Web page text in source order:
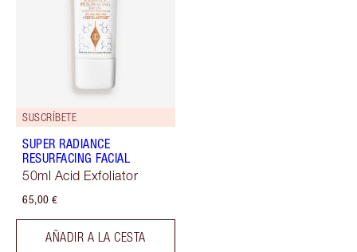
SUSCRÍBETE
SUPER RADIANCE
RESURFACING FACIAL
50ml Acid Exfoliator
65,00 €
AÑADIR A LA CESTA